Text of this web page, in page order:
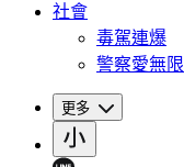
社會
毒駕連爆
警察愛無限
更多